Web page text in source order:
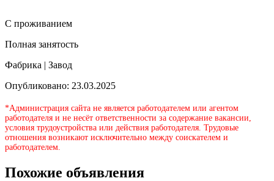
С проживанием
Полная занятость
Фабрика | Завод
Опубликовано: 23.03.2025
*Администрация сайта не является работодателем или агентом
работодателя и не несёт ответственности за содержание вакансии,
условия трудоустройства или действия работодателя. Трудовые
отношения возникают исключительно между соискателем и
работодателем.
Похожие объявления